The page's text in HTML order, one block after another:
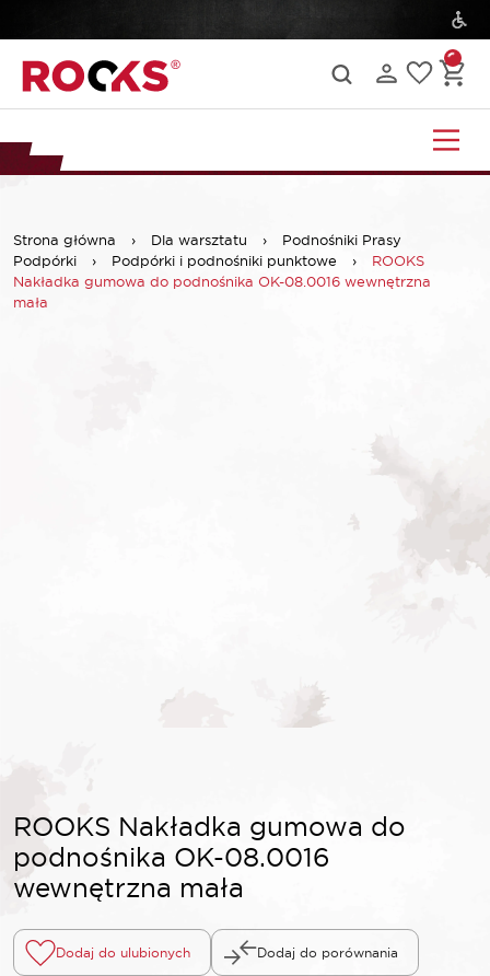
Strona główna › Dla warsztatu ›
Podnośniki Prasy
Podpórki
› Podpórki i podnośniki punktowe ›
ROOKS
Nakładka gumowa do podnośnika OK-08.0016 wewnętrzna
mała
ROOKS Nakładka gumowa do
podnośnika OK-08.0016
wewnętrzna mała
Dodaj do ulubionych Dodaj do porównania